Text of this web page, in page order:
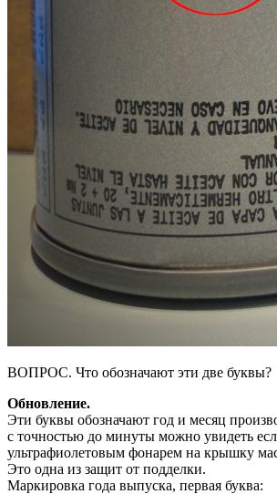
ВОПРОС. Что обозначают эти две буквы?
Обновление.
Эти буквы обозначают год и месяц
с точностью до минуты можно увидеть
ультрафиолетовым фонарем на крышку
Это одна из защит от подделки.
Маркировка года выпуска, первая буква: